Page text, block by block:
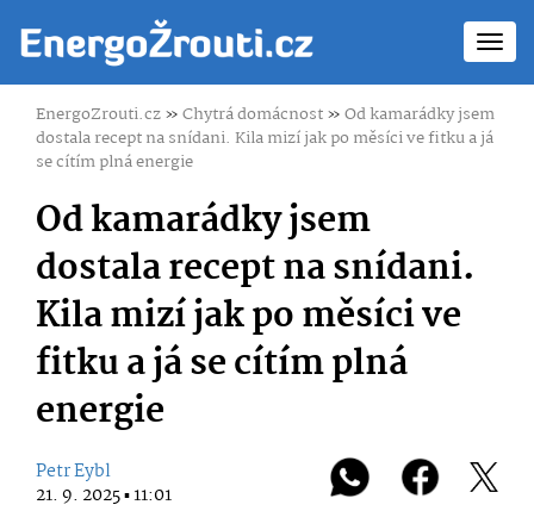
EnergoZrouti.cz»Chytrá domácnost»Od kamarádky jsem
dostala recept na snídani. Kila mizí jak po měsíci ve fitku a já
se cítím plná energie
Od kamarádky jsem
dostala recept na snídani.
Kila mizí jak po měsíci ve
fitku a já se cítím plná
energie
Petr Eybl
21. 9. 2025 ▪ 11:01